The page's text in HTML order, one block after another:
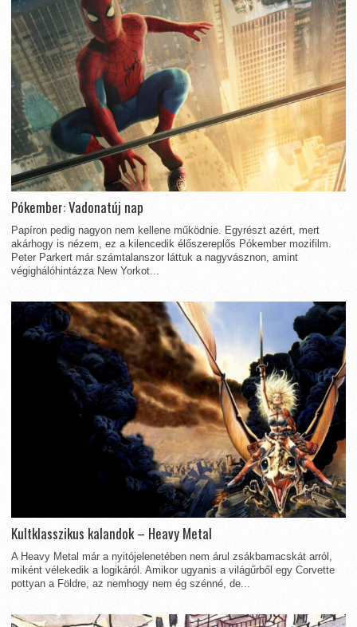
Pókember: Vadonatúj nap
Papíron pedig nagyon nem kellene működnie. Egyrészt azért, mert
akárhogy is nézem, ez a kilencedik élőszereplős Pókember mozifilm.
Peter Parkert már számtalanszor láttuk a nagyvásznon, amint
végighálóhintázza New Yorkot...
Kultklasszikus kalandok – Heavy Metal
A Heavy Metal már a nyitójelenetében nem árul zsákbamacskát arról,
miként vélekedik a logikáról. Amikor ugyanis a világűrből egy Corvette
pottyan a Földre, az nemhogy nem ég szénné, de...